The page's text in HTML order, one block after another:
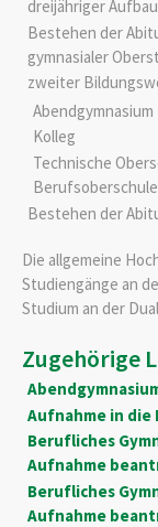
dreijähriger
Bestehen der
gymnasialer
zweiter
Abendgymnasium
Kolleg
Technische
Bestehen der
Die allgemeine
Studiengänge an
Studium an der
Zugehörige
Aufnahme in
Berufliches
Aufnahme
Berufliches
Aufnahme